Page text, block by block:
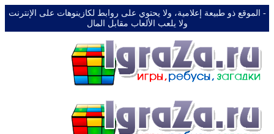
-️ الموقع ذو طبيعة إعلامية، ولا يحتوي على روابط لكازينوهات على الإنترنت
ولا يلعب الألعاب مقابل المال